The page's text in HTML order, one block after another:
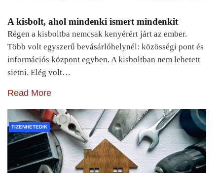
A kisbolt, ahol mindenki ismert mindenkit
Régen a kisboltba nemcsak kenyérért járt az ember.
Több volt egyszerű bevásárlóhelynél: közösségi pont és
információs központ egyben. A kisboltban nem lehetett
sietni. Elég volt…
Read More
TIZENHETEDIK